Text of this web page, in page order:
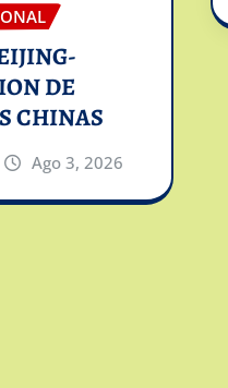
DE
CHINAS
Ago 3, 2026